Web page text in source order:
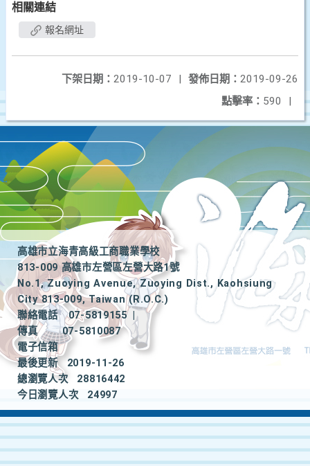
相關連結
報名網址
發佈日期： 2019-09-26
下架日期： 2019-10-07
|
點擊率： 590 |
高雄市立海青高級工商職業學校
813-009 高雄市左營區左營大路1號
No.1, Zuoying Avenue, Zuoying Dist., Kaohsiung
City 813-009, Taiwan (R.O.C.)
聯絡電話
07-5819155
|
傳真
07-5810087
電子信箱
最後更新
2019-11-26
總瀏覽人次
28816442
今日瀏覽人次
24997